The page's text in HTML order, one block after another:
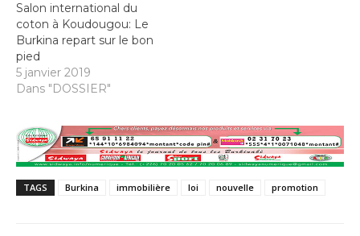
Salon international du
coton à Koudougou: Le
Burkina repart sur le bon
pied
5 janvier 2019
Dans "DOSSIER"
TAGS Burkina immobilière loi nouvelle promotion